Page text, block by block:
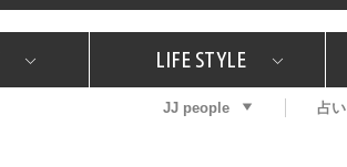
JJスタッフの"それどこの"？
コスメ全部試してみた
LIFE STYLE
JJグルメガイド エンタメ
JJ people 占い